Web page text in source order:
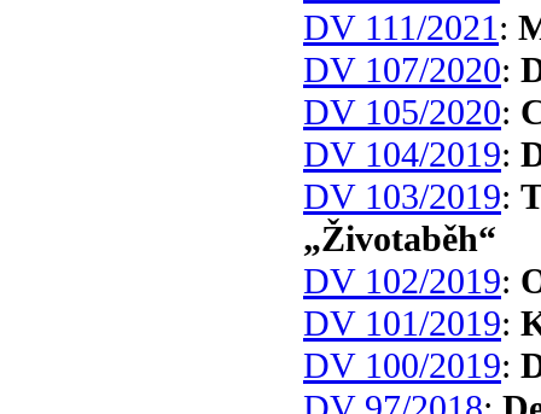
DV 111/2021:
DV 107/2020:
DV 105/2020:
DV 104/2019:
DV 103/2019:
„Životaběh“
DV 102/2019:
DV 101/2019:
DV 100/2019: